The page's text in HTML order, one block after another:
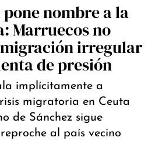
nombre a la
Marruecos no
irregular
de presión
implícitamente a
migratoria en Ceuta
de Sánchez sigue
al país vecino